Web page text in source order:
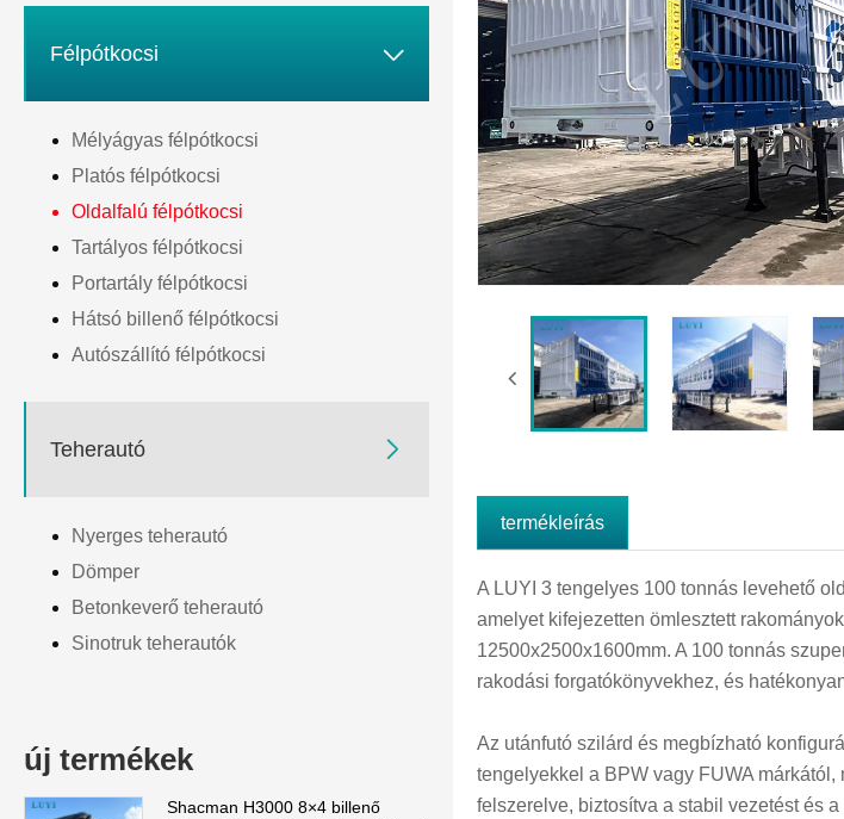
Félpótkocsi 
Mélyágyas félpótkocsi
Platós félpótkocsi
Oldalfalú félpótkocsi
Tartályos félpótkocsi
Portartály félpótkocsi
Hátsó billenő félpótkocsi
Autószállító félpótkocsi
Teherautó 
Nyerges teherautó
Dömper
Betonkeverő teherautó
Sinotruk teherautók
új termékek
Shacman H3000 8×4 billenő
termékleírás
A LUYI 3 tengelyes 100 tonnás levehető
amelyet kifejezetten ömlesztett
12500x2500x1600mm. A 100 tonnás
rakodási forgatókönyvekhez, és
Az utánfutó szilárd és megbízható
tengelyekkel a BPW vagy FUWA
felszerelve, biztosítva a stabil vezetést és